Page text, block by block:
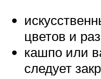
цветов и
кашпо или
следует